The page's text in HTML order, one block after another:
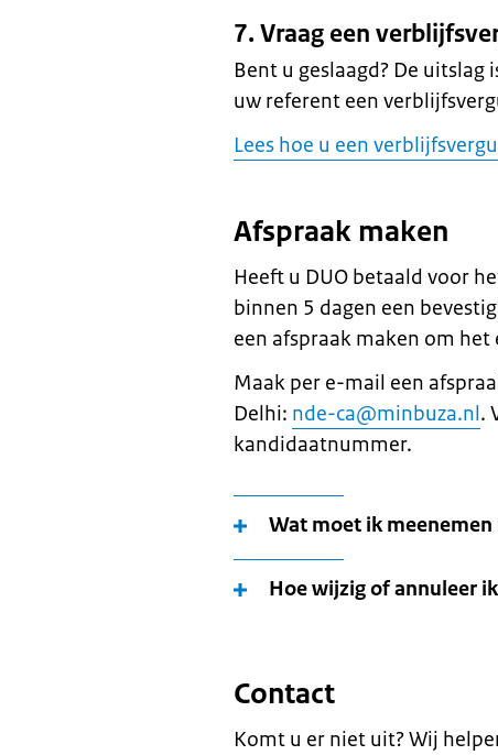
7. Vraag een
Bent u geslaagd? De
uw referent een
Lees hoe u een
Afspraak maken
Heeft u DUO betaald voor
binnen 5 dagen een
een afspraak maken om het
Maak per e-mail een
Delhi: nde-ca@minbuza.nl.
kandidaatnummer.
Wat moet ik
Hoe wijzig of annuleer
Contact
Komt u er niet uit? Wij